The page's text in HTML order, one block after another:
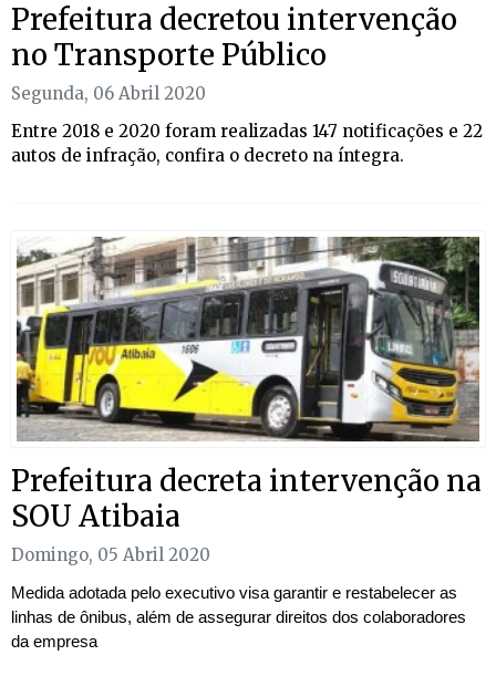
Prefeitura decretou intervenção
no Transporte Público
Segunda, 06 Abril 2020
​Entre 2018 e 2020 foram realizadas 147 notificações e 22
autos de infração, confira o decreto na íntegra.
Prefeitura decreta intervenção na
SOU Atibaia
Domingo, 05 Abril 2020
Medida adotada pelo executivo visa garantir e restabelecer as
linhas de ônibus, além de assegurar direitos dos colaboradores
da empresa